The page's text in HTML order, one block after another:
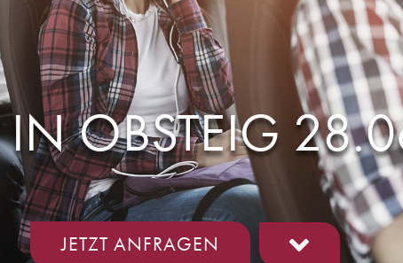
IN OBSTEIG
JETZT ANFRAGEN